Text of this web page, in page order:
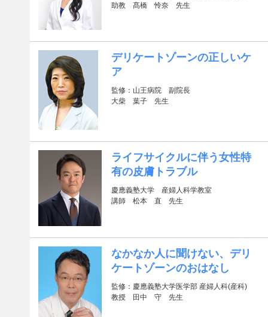
助教 髙橋 怜奈 先生
デリケートゾーンの正しいケ
ア
監修：山王病院 副院長
大柴 葉子 先生
ライフサイクルに伴う女性特
有の皮膚トラブル
慶應義塾大学 産婦人科学教室
講師 松本 直 先生
なかなか人に聞けない、デリ
ケートゾーンのおはなし
監修：慶應義塾大学医学部 産婦人科(産科)
教授 田中 守 先生